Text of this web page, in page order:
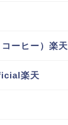
ーヒー）楽天
楽天